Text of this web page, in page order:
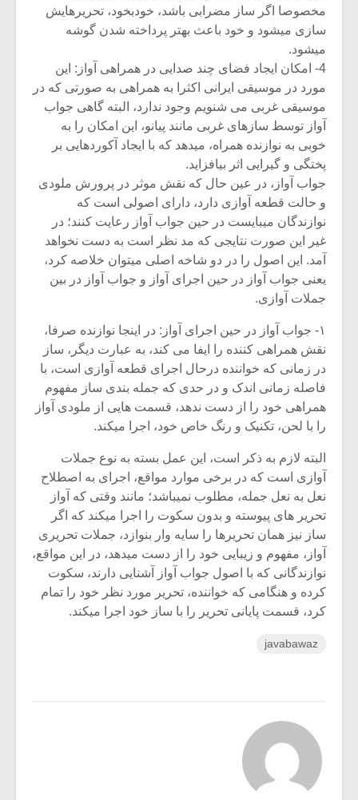
مخصوصا اگر ساز مضرابی باشد، خودبخود، تحریرهایش
سازی میشود و خود باعث بهتر پرداخته شدن گوشه
میشود.
4- امکان ایجاد فضای چند صدایی در همراهی آواز: این
مورد در موسیقی ایرانی اکثرا به همراهی به صورتی که در
موسیقی غربی می شنویم وجود ندارد، البته گاهی جواب
آواز توسط سازهای غربی مانند پیانو، این امکان را به
خوبی به نوازنده همراه، میدهد که با ایجاد آکوردهایی بر
پختگی و گیرایی اثر بیافزاید.
جواب آواز، در عین حال که نقش موثر در پرورش ملودی
و حالت قطعه آوازی دارد، دارای اصولی است که
نوازندگان میبایست در حین جواب آواز رعایت کنند؛ در
غیر این صورت نتایجی که مد نظر است به دست نخواهد
آمد. این اصول را در دو شاخه اصلی میتوان خلاصه کرد،
یعنی جواب آواز در حین اجرای آواز و جواب آواز در بین
جملات آوازی.
۱- جواب آواز در حین اجرای آواز: در اینجا نوازنده صرفا،
نقش همراهی کننده را ایفا می کند، به عبارت دیگر، ساز
در زمانی که خواننده درحال اجرای قطعه آوازی است، با
فاصله زمانی اندک و در حدی که جمله بندی ساز مفهوم
همراهی خود را از دست ندهد، قسمت هایی از ملودی آواز
را با لحن، تکنیک و رنگ خاص خود، اجرا میکند.
البته لازم به ذکر است، این عمل بسته به نوع جملات
آوازی است که در برخی موارد مواقع، اجرای به اصطلاح
نعل به نعل جمله، مطلوب نمیباشد؛ مانند وقتی که آواز
تحریر های پیوسته و بدون سکوت را اجرا میکند که اگر
ساز نیز همان تحریرها را سایه وار بنوازد، جملات تحریری
آواز، مفهوم و زیبایی خود را از دست میدهد، در این مواقع،
نوازندگانی که با اصول جواب آواز آشنایی دارند، سکوت
کرده و هنگامی که خواننده، تحریر مورد نظر خود را تمام
کرد، قسمت پایانی تحریر را با ساز خود اجرا میکند.
javabawaz